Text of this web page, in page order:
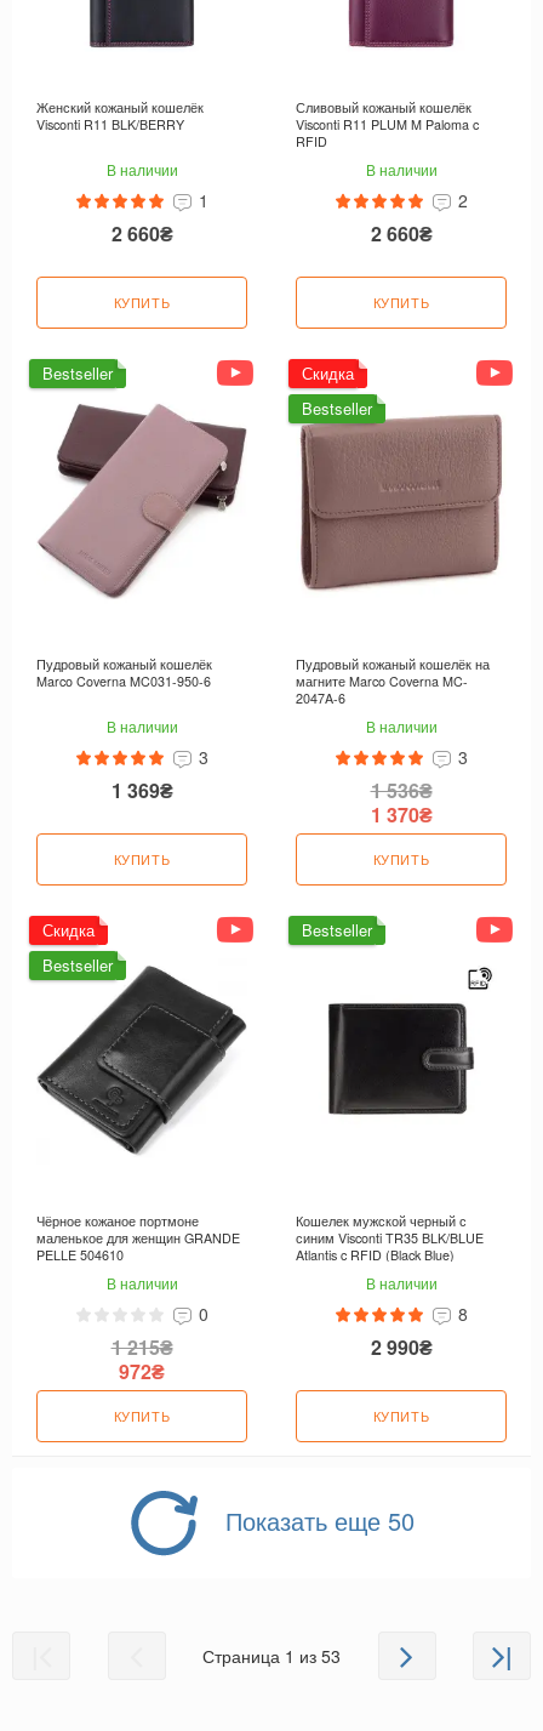
Женский кожаный кошелёк
Visconti R11 BLK/BERRY
В наличии
1
2 660₴
КУПИТЬ
Сливовый кожаный кошелёк
Visconti R11 PLUM M Paloma c
RFID
В наличии
2
2 660₴
КУПИТЬ
Bestseller
Пудровый кожаный кошелёк
Marco Coverna MC031-950-6
В наличии
3
1 369₴
КУПИТЬ
Скидка
Bestseller
Пудровый кожаный кошелёк на
магните Marco Coverna MC-
2047A-6
В наличии
3
1 536₴
1 370₴
КУПИТЬ
Скидка
Bestseller
Чёрное кожаное портмоне
маленькое для женщин GRANDE
PELLE 504610
В наличии
0
1 215₴
972₴
КУПИТЬ
Bestseller
Кошелек мужской черный с
синим Visconti TR35 BLK/BLUE
Atlantis c RFID (Black Blue)
В наличии
8
2 990₴
КУПИТЬ
Показать еще 50
Страница 1 из 53 |